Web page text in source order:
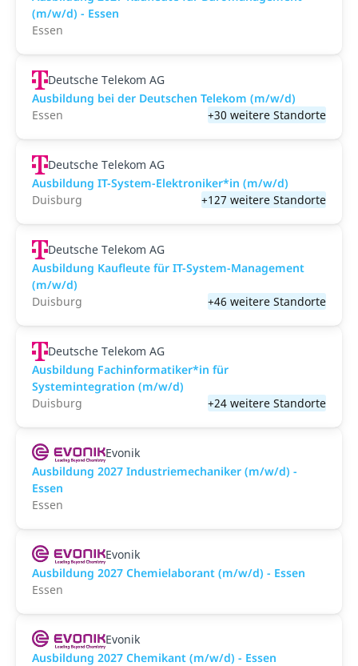
(m/w/d) - Essen
Essen
Deutsche Telekom AG
Ausbildung bei der Deutschen Telekom (m/w/d)
Essen
+30 weitere Standorte
Deutsche Telekom AG
Ausbildung IT-System-Elektroniker*in (m/w/d)
Duisburg
+127 weitere Standorte
Deutsche Telekom AG
Ausbildung Kaufleute für IT-System-Management
(m/w/d)
Duisburg
+46 weitere Standorte
Deutsche Telekom AG
Ausbildung Fachinformatiker*in für
Systemintegration (m/w/d)
Duisburg
+24 weitere Standorte
Evonik
Ausbildung 2027 Industriemechaniker (m/w/d) -
Essen
Essen
Evonik
Ausbildung 2027 Chemielaborant (m/w/d) - Essen
Essen
Evonik
Ausbildung 2027 Chemikant (m/w/d) - Essen